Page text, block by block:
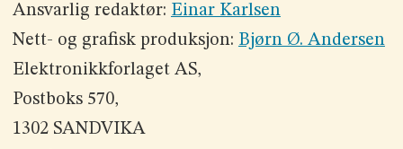
Ansvarlig redaktør: Einar Karlsen
Nett- og grafisk produksjon: Bjørn Ø. Andersen
Elektronikkforlaget AS,
Postboks 570,
1302 SANDVIKA